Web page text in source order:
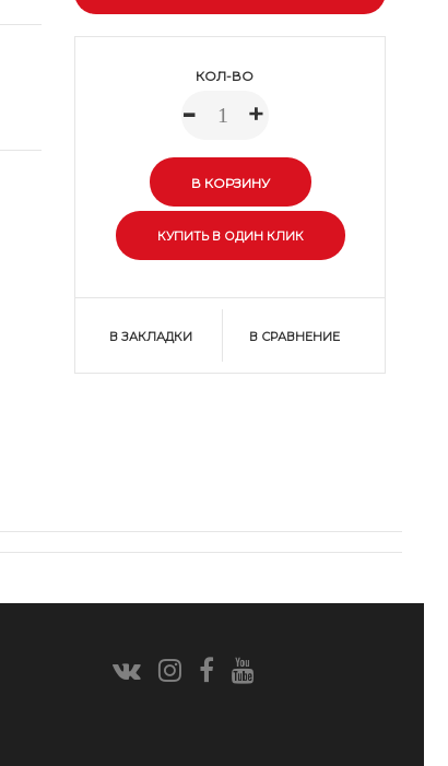
КОЛ-ВО
- +
В ЗАКЛАДКИ В СРАВНЕНИЕ